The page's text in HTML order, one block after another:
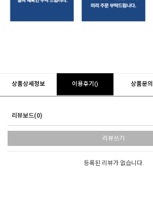
상품상세정보 이용후기() 상품문의
리뷰보드(0)
리뷰쓰기
등록된 리뷰가 없습니다.